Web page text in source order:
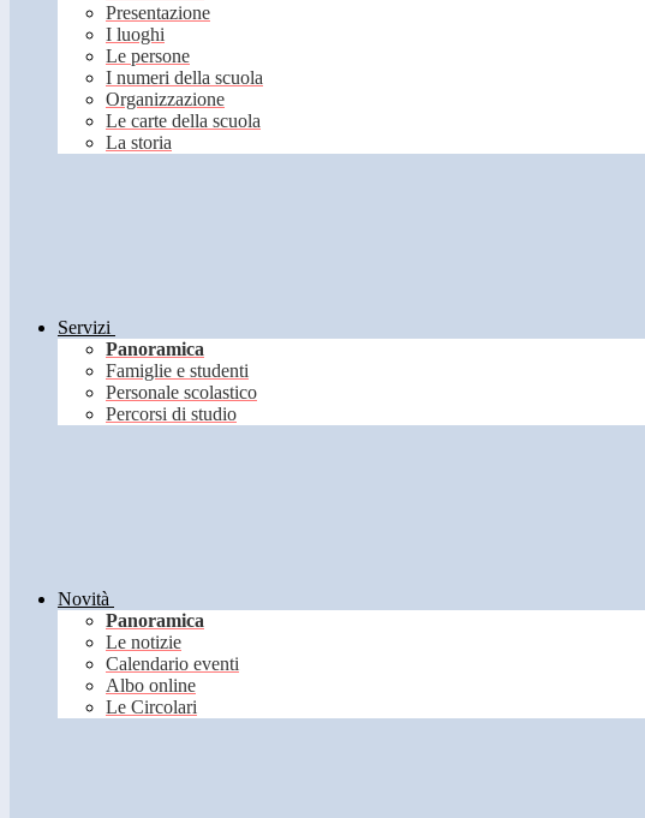
Presentazione
I luoghi
Le persone
I numeri della scuola
Organizzazione
Le carte della scuola
La storia
Servizi
Panoramica
Famiglie e studenti
Personale scolastico
Percorsi di studio
Novità
Panoramica
Le notizie
Calendario eventi
Albo online
Le Circolari